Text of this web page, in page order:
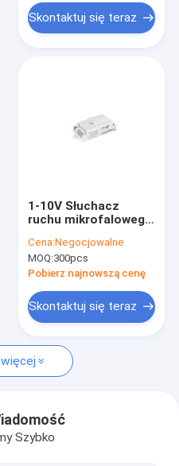
Skontaktuj się teraz
1-10V Słuchacz
ruchu mikrofalowego
trójprzewodowego
światła, maksymalna
wysokość montażu
Cena:Negocjowalne
MOQ:300pcs
Pobierz najnowszą cenę
Skontaktuj się teraz
Szybko